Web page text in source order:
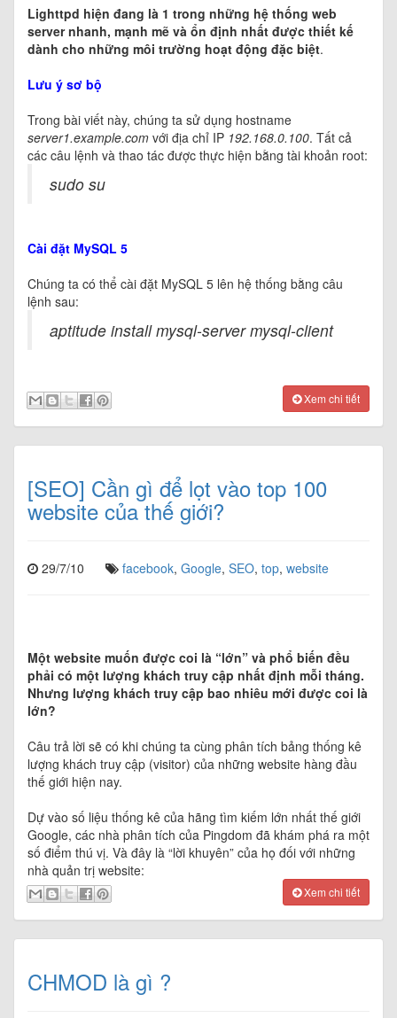
Lighttpd hiện đang là 1 trong những hệ thống web
server nhanh, mạnh mẽ và ổn định nhất được thiết kế
dành cho những môi trường hoạt động đặc biệt.
Lưu ý sơ bộ
Trong bài viết này, chúng ta sử dụng hostname
server1.example.com với địa chỉ IP 192.168.0.100. Tất cả
các câu lệnh và thao tác được thực hiện bằng tài khoản root:
sudo su
Cài đặt MySQL 5
Chúng ta có thể cài đặt MySQL 5 lên hệ thống bằng câu
lệnh sau:
aptitude install mysql-server mysql-client
Xem chi tiết
[SEO] Cần gì để lọt vào top 100
website của thế giới?
29/7/10 facebook, Google, SEO, top, website
Một website muốn được coi là “lớn” và phổ biến đều
phải có một lượng khách truy cập nhất định mỗi tháng.
Nhưng lượng khách truy cập bao nhiêu mới được coi là
lớn?
Câu trả lời sẽ có khi chúng ta cùng phân tích bảng thống kê
lượng khách truy cập (visitor) của những website hàng đầu
thế giới hiện nay.
Dự vào số liệu thống kê của hãng tìm kiếm lớn nhất thế giới
Google, các nhà phân tích của Pingdom đã khám phá ra một
số điểm thú vị. Và đây là “lời khuyên” của họ đối với những
nhà quản trị website:
Xem chi tiết
CHMOD là gì ?